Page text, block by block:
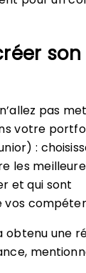
son
pas
votre
:
les
et qui sont
obtenu une